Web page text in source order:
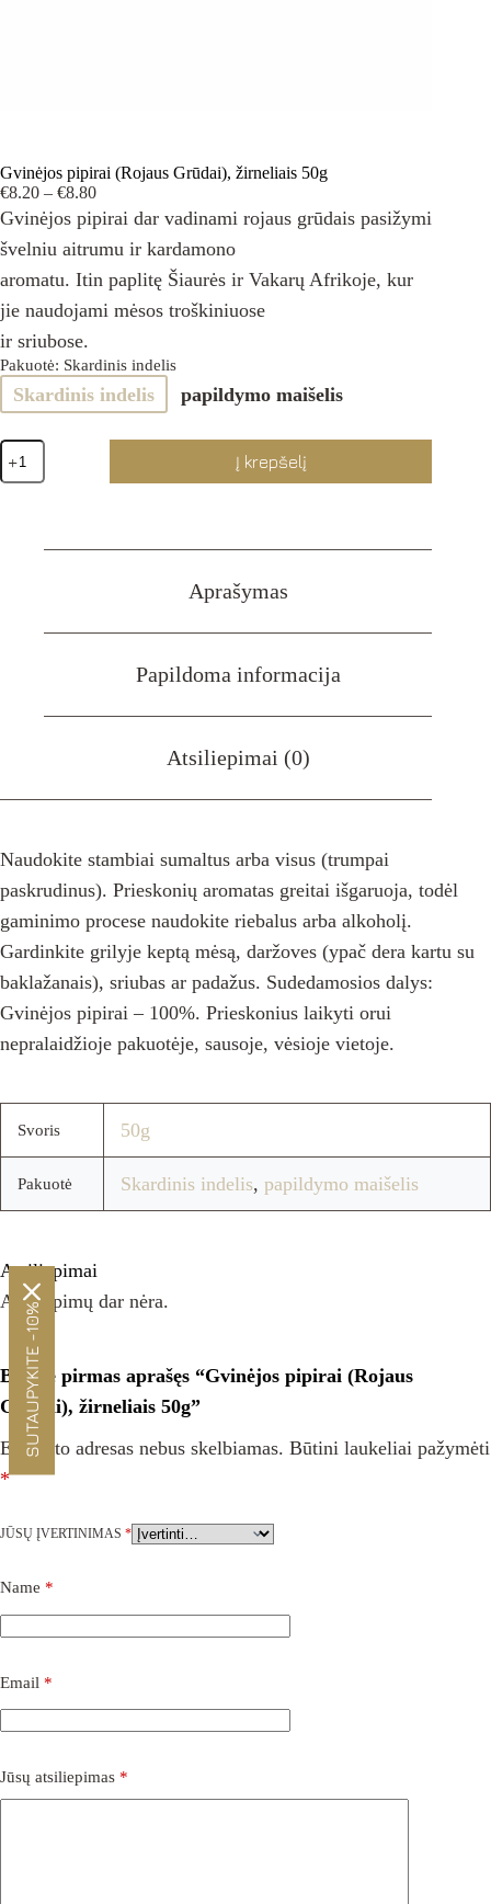
Gvinėjos pipirai (Rojaus Grūdai), žirneliais 50g
€8.20 – €8.80Price
range:
€8.20
through
Gvinėjos pipirai dar vadinami rojaus grūdais pasižymi
švelniu aitrumu ir kardamono
aromatu. Itin paplitę Šiaurės ir Vakarų Afrikoje, kur
jie naudojami mėsos troškiniuose
ir sriubose.
Pakuotė: Skardinis indelis
Skardinis indelis papildymo maišelis
produkto
kiekis:
Gvinėjos
Į krepšelį
Aprašymas
Papildoma informacija
Atsiliepimai (0)
Naudokite stambiai sumaltus arba visus (trumpai
paskrudinus). Prieskonių aromatas greitai išgaruoja, todėl
gaminimo procese naudokite riebalus arba alkoholį.
Gardinkite grilyje keptą mėsą, daržoves (ypač dera kartu su
baklažanais), sriubas ar padažus. Sudedamosios dalys:
Gvinėjos pipirai – 100%. Prieskonius laikyti orui
nepralaidžioje pakuotėje, sausoje, vėsioje vietoje.
Svoris 50g
Pakuotė Skardinis indelis, papildymo maišelis
Atsiliepimai
Atsiliepimų dar nėra.
Būkite pirmas aprašęs “Gvinėjos pipirai (Rojaus
Grūdai), žirneliais 50g”
El. pašto adresas nebus skelbiamas. Būtini laukeliai pažymėti
*
JŪSŲ ĮVERTINIMAS *
Name *
Email *
Jūsų atsiliepimas *
SUTAUPYKITE -10%